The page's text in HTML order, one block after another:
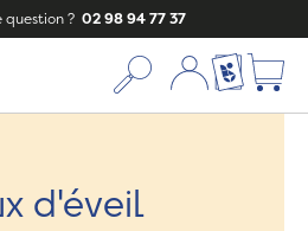
question ? 02 98 94 77 37
Mon compte
Ma liste
d'éveil